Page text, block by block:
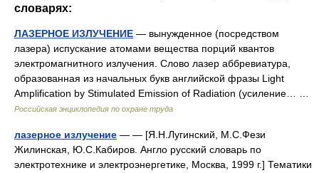
словарях:
ЛАЗЕРНОЕ ИЗЛУЧЕНИЕ — вынужденное (посредством
лазера) испускание атомами вещества порций квантов
электромагнитного излучения. Слово лазер аббревиатура,
образованная из начальных букв английской фразы Light
Amplification by Stimulated Emission of Radiation (усиление… …
Российская энциклопедия по охране труда
лазерное излучение — — [Я.Н.Лугинский, М.С.Фези
Жилинская, Ю.С.Кабиров. Англо русский словарь по
электротехнике и электроэнергетике, Москва, 1999 г.] Тематики